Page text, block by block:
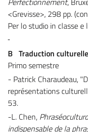
<Grevisse>, 298 pp.
Per lo studio in classe
B Traduction
Primo semestre
- Patrick Charaudeau,
représentations
53.
-L. Chen,
indispensable de la